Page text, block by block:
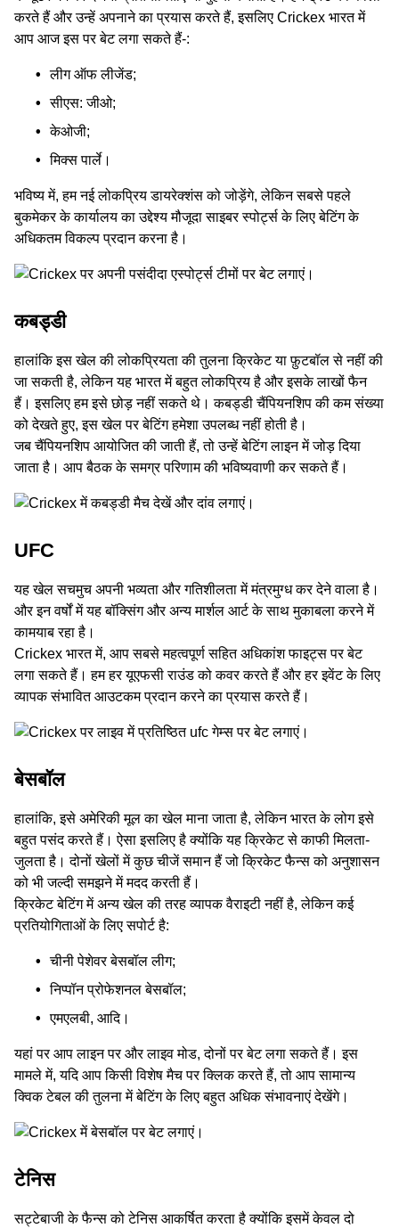
करते हैं और उन्‍हें अपनाने का प्रयास करते हैं, इसलिए Crickex भारत में
आप आज इस पर बेट लगा सकते हैं-:
लीग ऑफ लीजेंड;
सीएस: जीओ;
केओजी;
मिक्स पार्ले।
भविष्य में, हम नई लोकप्रिय डायरेक्‍शंस को जोड़ेंगे, लेकिन सबसे पहले
बुकमेकर के कार्यालय का उद्देश्य मौजूदा साइबर स्पोर्ट्स के लिए बेटिंग के
अधिकतम विकल्‍प प्रदान करना है।
कबड्डी
हालांकि इस खेल की लोकप्रियता की तुलना क्रिकेट या फ़ुटबॉल से नहीं की
जा सकती है, लेकिन यह भारत में बहुत लोकप्रिय है और इसके लाखों फैन
हैं। इसलिए हम इसे छोड़ नहीं सकते थे। कबड्डी चैंपियनशिप की कम संख्या
को देखते हुए, इस खेल पर बेटिंग हमेशा उपलब्ध नहीं होती है।
जब चैंपियनशिप आयोजित की जाती हैं, तो उन्हें बेटिंग लाइन में जोड़ दिया
जाता है। आप बैठक के समग्र परिणाम की भविष्यवाणी कर सकते हैं।
UFC
यह खेल सचमुच अपनी भव्यता और गतिशीलता में मंत्रमुग्ध कर देने वाला है।
और इन वर्षों में यह बॉक्सिंग और अन्य मार्शल आर्ट के साथ मुकाबला करने में
कामयाब रहा है।
Crickex भारत में, आप सबसे महत्वपूर्ण सहित अधिकांश फाइट्स पर बेट
लगा सकते हैं। हम हर यूएफसी राउंड को कवर करते हैं और हर इवेंट के लिए
व्यापक संभावित आउटकम प्रदान करने का प्रयास करते हैं।
बेसबॉल
हालांकि, इसे अमेरिकी मूल का खेल माना जाता है, लेकिन भारत के लोग इसे
बहुत पसंद करते हैं। ऐसा इसलिए है क्‍योंकि यह क्रिकेट से काफी मिलता-
जुलता है। दोनों खेलों में कुछ चीजें समान हैं जो क्रिकेट फैन्स को अनुशासन
को भी जल्दी समझने में मदद करती हैं।
क्रिकेट बेटिंग में अन्य खेल की तरह व्यापक वैराइटी नहीं है, लेकिन कई
प्रतियोगिताओं के लिए सपोर्ट है:
चीनी पेशेवर बेसबॉल लीग;
निप्पॉन प्रोफेशनल बेसबॉल;
एमएलबी, आदि।
यहां पर आप लाइन पर और लाइव मोड, दोनों पर बेट लगा सकते हैं। इस
मामले में, यदि आप किसी विशेष मैच पर क्लिक करते हैं, तो आप सामान्य
क्विक टेबल की तुलना में बेटिंग के लिए बहुत अधिक संभावनाएं देखेंगे।
टेनिस
सट्टेबाजी के फैन्स को टेनिस आकर्षित करता है क्योंकि इसमें केवल दो